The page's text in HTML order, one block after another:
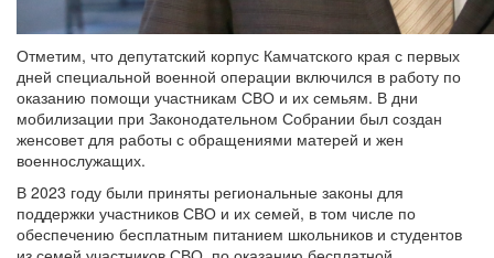
Отметим, что депутатский корпус Камчатского края с первых
дней специальной военной операции включился в работу по
оказанию помощи участникам СВО и их семьям. В дни
мобилизации при Законодательном Собрании был создан
женсовет для работы с обращениями матерей и жен
военнослужащих.
В 2023 году были приняты региональные законы для
поддержки участников СВО и их семей, в том числе по
обеспечению бесплатным питанием школьников и студентов